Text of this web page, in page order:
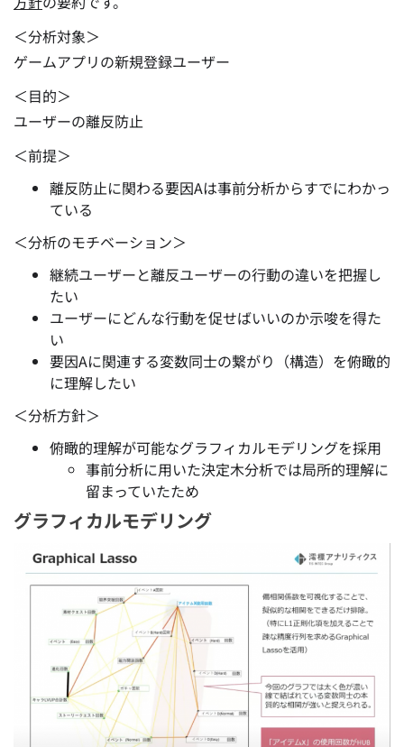
＜分析対象＞
ゲームアプリの新規登録ユーザー
＜目的＞
ユーザーの離反防止
＜前提＞
離反防止に関わる要因Aは事前分析からすでにわかっ
ている
＜分析のモチベーション＞
継続ユーザーと離反ユーザーの行動の違いを把握し
たい
ユーザーにどんな行動を促せばいいのか示唆を得た
い
要因Aに関連する変数同士の繋がり（構造）を俯瞰的
に理解したい
＜分析方針＞
俯瞰的理解が可能なグラフィカルモデリングを採用
事前分析に用いた決定木分析では局所的理解に
留まっていたため
グラフィカルモデリング